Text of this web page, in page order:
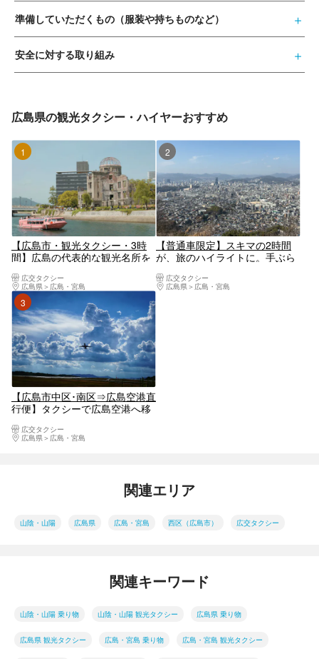
準備していただくもの（服装や持ちものなど）
安全に対する取り組み
広島県の観光タクシー・ハイヤーおすすめ
【広島市・観光タクシー・3時
間】広島の代表的な観光名所を
広交タクシー
広島県
広島・宮島
【普通車限定】スキマの2時間
が、旅のハイライトに。手ぶら
広交タクシー
広島県
広島・宮島
3位
【広島市中区･南区⇒広島空港直
行便】タクシーで広島空港へ移
広交タクシー
広島県
広島・宮島
関連エリア
山陰・山陽 広島県 広島・宮島 西区（広島市） 広交タクシー
関連キーワード
山陰・山陽 乗り物 山陰・山陽 観光タクシー 広島県 乗り物
広島県 観光タクシー 広島・宮島 乗り物 広島・宮島 観光タクシー